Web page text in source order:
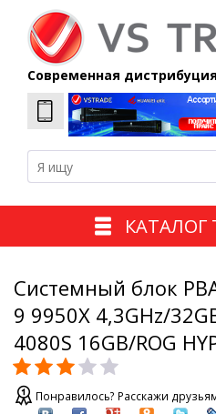
Современная
КАТАЛОГ
Системный блок
9 9950X 4,3GHz/
4080S 16GB/ROG
Понравилось? Расскажи